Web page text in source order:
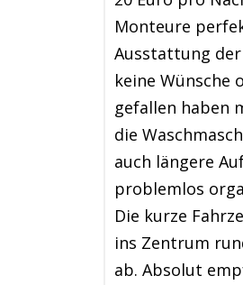
Monteure
Ausstattung
keine Wünsche
gefallen haben
die
auch längere
problemlos
Die kurze
ins Zentrum
ab. Absolut